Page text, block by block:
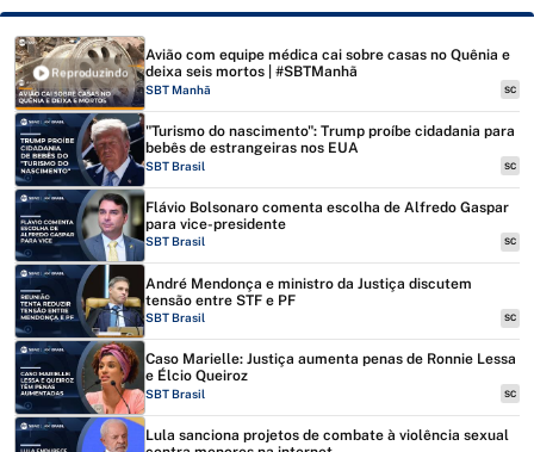
Reproduzindo
Avião com equipe médica cai sobre casas no Quênia e
deixa seis mortos | #SBTManhã
SBT Manhã SC
"Turismo do nascimento": Trump proíbe cidadania para
bebês de estrangeiras nos EUA
SBT Brasil SC
Flávio Bolsonaro comenta escolha de Alfredo Gaspar
para vice-presidente
SBT Brasil SC
André Mendonça e ministro da Justiça discutem
tensão entre STF e PF
SBT Brasil SC
Caso Marielle: Justiça aumenta penas de Ronnie Lessa
e Élcio Queiroz
SBT Brasil SC
Lula sanciona projetos de combate à violência sexual